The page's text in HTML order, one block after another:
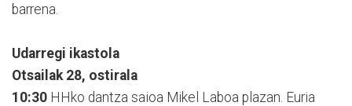
barrena.
Udarregi ikastola
Otsailak 28, ostirala
10:30 HHko dantza saioa Mikel Laboa plazan. Euria